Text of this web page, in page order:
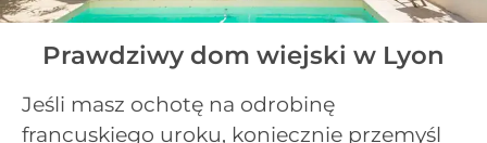
Prawdziwy dom wiejski w Lyon
Jeśli masz ochotę na odrobinę
francuskiego uroku, koniecznie przemyśl